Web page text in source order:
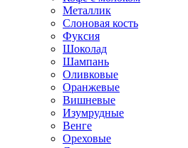
Металлик
Слоновая кость
Фуксия
Шоколад
Шампань
Оливковые
Оранжевые
Вишневые
Изумрудные
Венге
Ореховые